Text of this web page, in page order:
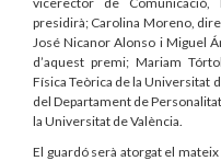
presidirà; Carolina Moreno,
José Nicanor Alonso i Miguel
d’aquest premi; Mariam
Física Teòrica de la Universitat
del Departament de
la Universitat de València.
El guardó serà atorgat el